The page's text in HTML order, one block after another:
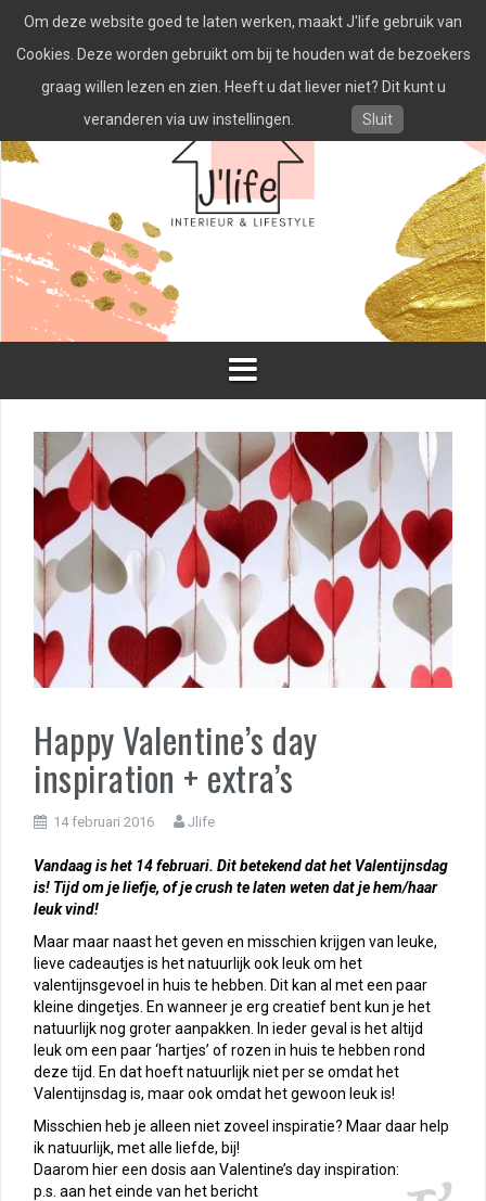
naar
inhoud
Happy Valentine’s day
inspiration + extra’s
14 februari 2016 Jlife
Vandaag is het 14 februari. Dit betekend dat het Valentijnsdag
is! Tijd om je liefje, of je crush te laten weten dat je hem/haar
leuk vind!
Maar maar naast het geven en misschien krijgen van leuke,
lieve cadeautjes is het natuurlijk ook leuk om het
valentijnsgevoel in huis te hebben. Dit kan al met een paar
kleine dingetjes. En wanneer je erg creatief bent kun je het
natuurlijk nog groter aanpakken. In ieder geval is het altijd
leuk om een paar ‘hartjes’ of rozen in huis te hebben rond
deze tijd. En dat hoeft natuurlijk niet per se omdat het
Valentijnsdag is, maar ook omdat het gewoon leuk is!
Misschien heb je alleen niet zoveel inspiratie? Maar daar help
ik natuurlijk, met alle liefde, bij!
Daarom hier een dosis aan Valentine’s day inspiration:
p.s. aan het einde van het bericht
Om deze website goed te laten werken, maakt J'life gebruik van
Cookies. Deze worden gebruikt om bij te houden wat de bezoekers
graag willen lezen en zien. Heeft u dat liever niet? Dit kunt u
veranderen via uw instellingen.
Sluit